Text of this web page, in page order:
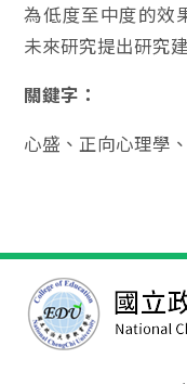
為低度至中度的效
未來研究提出研究
關鍵字：
心盛、正向心理學